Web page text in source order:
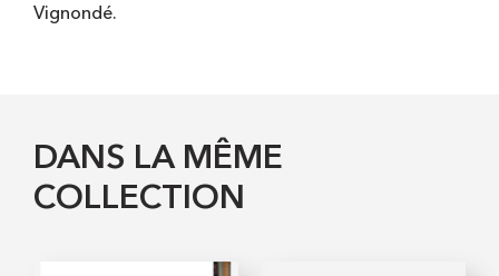
Vignondé.
DANS LA MÊME
COLLECTION